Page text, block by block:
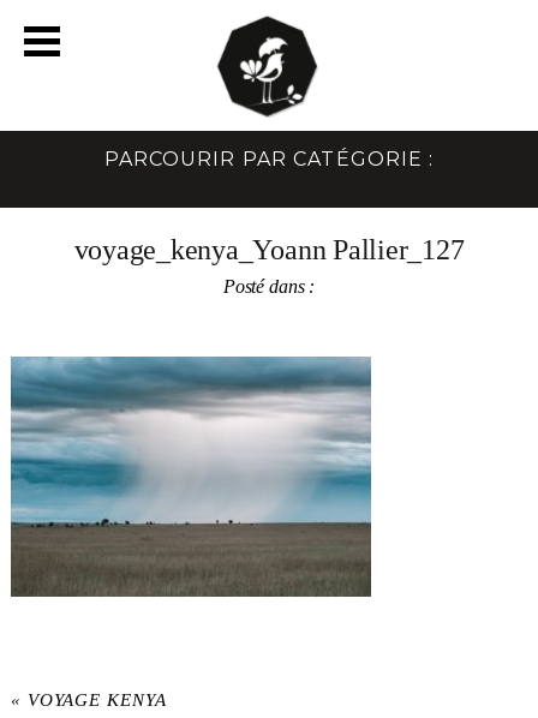
PARCOURIR PAR CATÉGORIE :
voyage_kenya_Yoann Pallier_127
Posté dans :
« VOYAGE KENYA